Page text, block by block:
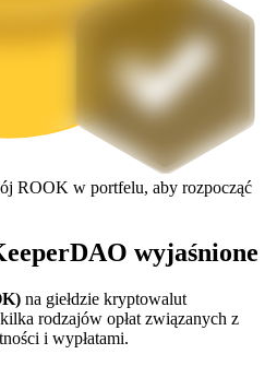
aby zarabiać na popularnych
ROOK w portfelu, aby rozpocząć
wyjaśnione
na giełdzie kryptowalut
rodzajów opłat związanych z
i wypłatami.